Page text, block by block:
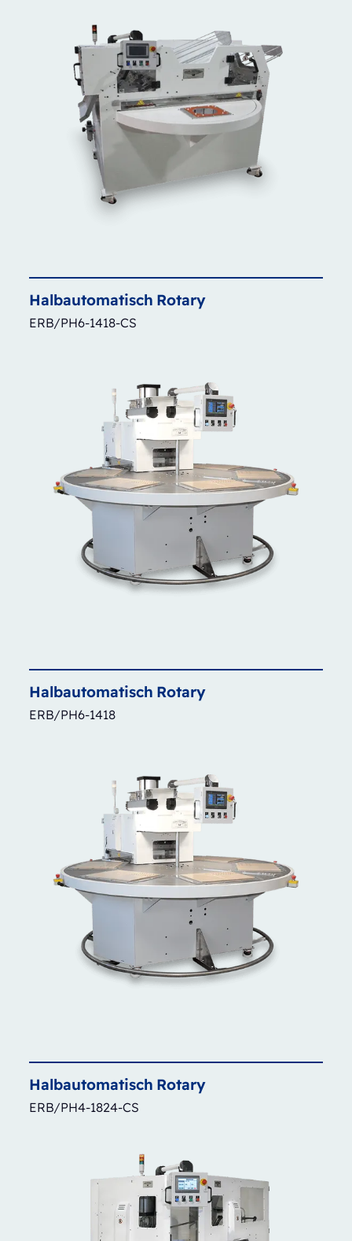
Halbautomatisch Rotary
ERB/PH6-1418-CS
Halbautomatisch Rotary
ERB/PH6-1418
Halbautomatisch Rotary
ERB/PH4-1824-CS